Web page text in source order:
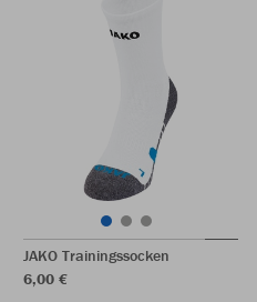
JAKO Trainingssocken
6,00 €